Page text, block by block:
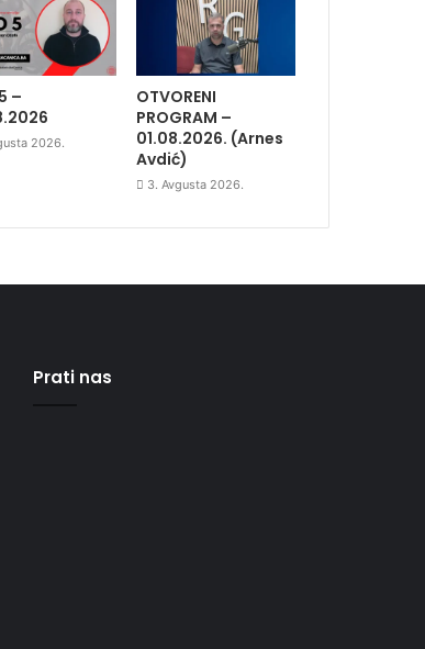
–
2026.
OTVORENI
PROGRAM –
01.08.2026. (Arnes
Avdić)
3. Avgusta 2026.
Prati nas